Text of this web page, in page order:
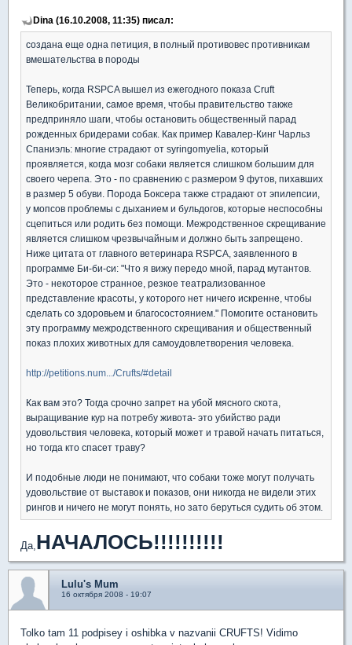
Dina (16.10.2008, 11:35) писал:
создана еще одна петиция, в полный противовес противникам
вмешательства в породы
Теперь, когда RSPCA вышел из ежегодного показа Cruft
Великобритании, самое время, чтобы правительство также
предприняло шаги, чтобы остановить общественный парад
рожденных бридерами собак. Как пример Кавалер-Кинг Чарльз
Спаниэль: многие страдают от syringomyelia, который
проявляется, когда мозг собаки является слишком большим для
своего черепа. Это - по сравнению с размером 9 футов, пихавших
в размер 5 обуви. Порода Боксера также страдают от эпилепсии,
у мопсов проблемы с дыханием и бульдогов, которые неспособны
сцепиться или родить без помощи. Межродственное скрещивание
является слишком чрезвычайным и должно быть запрещено.
Ниже цитата от главного ветеринара RSPCA, заявленного в
программе Би-би-си: "Что я вижу передо мной, парад мутантов.
Это - некоторое странное, резкое театрализованное
представление красоты, у которого нет ничего искренне, чтобы
сделать со здоровьем и благосостоянием." Помогите остановить
эту программу межродственного скрещивания и общественный
показ плохих животных для самоудовлетворения человека.
http://petitions.num.../Crufts/#detail
Как вам это? Тогда срочно запрет на убой мясного скота,
выращивание кур на потребу живота- это убийство ради
удовольствия человека, который может и травой начать питаться,
но тогда кто спасет траву?
И подобные люди не понимают, что собаки тоже могут получать
удовольствие от выставок и показов, они никогда не видели этих
рингов и ничего не могут понять, но зато беруться судить об этом.
Да,НАЧАЛОСЬ!!!!!!!!!!
Lulu's Mum
16 октября 2008 - 19:07
Tolko tam 11 podpisey i oshibka v nazvanii CRUFTS! Vidimo